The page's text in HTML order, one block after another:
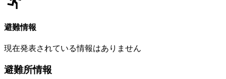
避難情報
現在発表されている情報はありません
避難所情報